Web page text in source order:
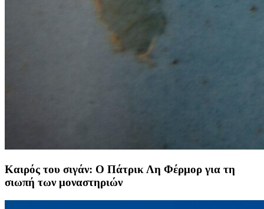
Καιρός του σιγάν: Ο Πάτρικ Λη Φέρμορ για τη
σιωπή των μοναστηριών